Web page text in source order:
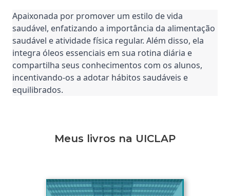
Apaixonada por promover um estilo de vida
saudável, enfatizando a importância da alimentação
saudável e atividade física regular. Além disso, ela
integra óleos essenciais em sua rotina diária e
compartilha seus conhecimentos com os alunos,
incentivando-os a adotar hábitos saudáveis e
equilibrados.
Meus livros na UICLAP